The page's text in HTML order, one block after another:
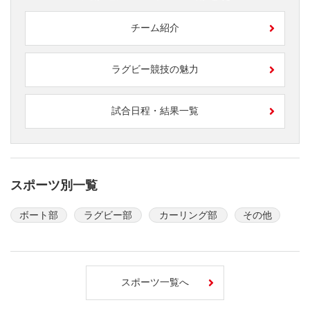
チーム紹介
ラグビー競技の魅力
試合日程・結果一覧
スポーツ別一覧
ボート部 ラグビー部 カーリング部 その他
スポーツ一覧へ